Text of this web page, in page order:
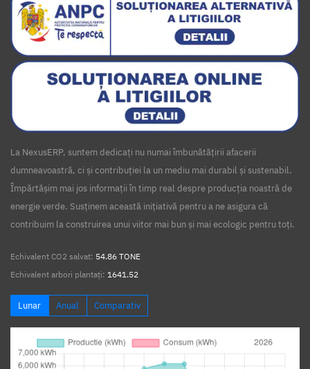
La NexusERP, suntem dedicați nu numai îmbunătățirii afacerii
dumneavoastră, ci și contribuției la un mediu mai durabil și sustenabil.
Împărtășim mai jos informații în timp real despre producția noastră de
energie verde. Susținem această inițiativă pentru a ne asigura că
contribuim la construirea unui viitor mai bun și mai ecologic pentru toți.
Echivalent CO2 salvat: 54.86 TONE
Echivalent arbori plantați: 1641.52
Lunar Anual Comparativ